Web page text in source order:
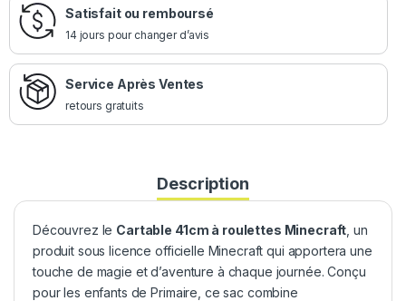
Satisfait ou remboursé
14 jours pour changer d’avis
Service Après Ventes
retours gratuits
Description
Découvrez le Cartable 41cm à roulettes Minecraft , un
produit sous licence officielle Minecraft qui apportera une
touche de magie et d’aventure à chaque journée. Conçu
pour les enfants de Primaire, ce sac combine